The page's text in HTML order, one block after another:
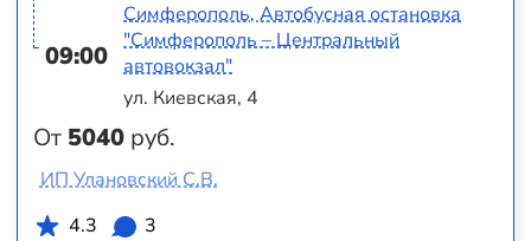
09:00
От 5040 руб.
Симферополь, Автобусная остановка
"Симферополь – Центральный
автовокзал"
ул. Киевская, 4
ИП Улановский С.В.
4.3
3